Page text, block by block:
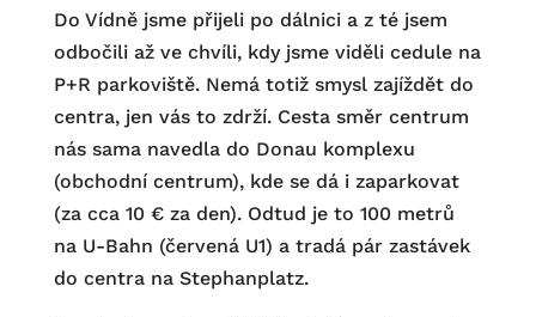
Do Vídně jsme přijeli po dálnici a z té jsem
odbočili až ve chvíli, kdy jsme viděli cedule na
P+R parkoviště. Nemá totiž smysl zajíždět do
centra, jen vás to zdrží. Cesta směr centrum
nás sama navedla do Donau komplexu
(obchodní centrum), kde se dá i zaparkovat
(za cca 10 € za den). Odtud je to 100 metrů
na U-Bahn (červená U1) a tradá pár zastávek
do centra na Stephanplatz.